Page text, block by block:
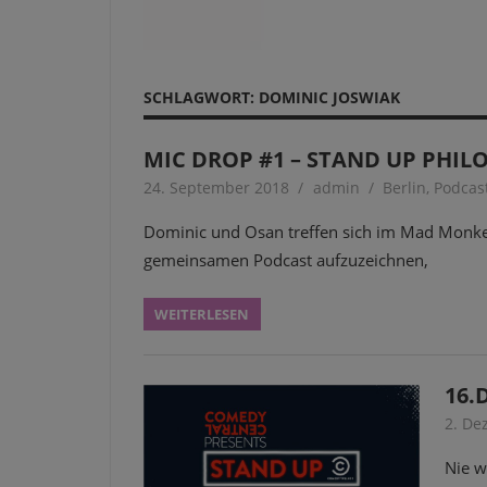
SCHLAGWORT: DOMINIC JOSWIAK
MIC DROP #1 – STAND UP
24. September 2018 admin Berlin,
Dominic und Osan treffen sich im Mad
gemeinsamen Podcast aufzuzeichnen,
WEITERLESEN
2.
Nie